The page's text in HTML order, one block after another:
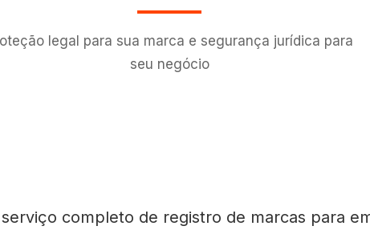
legal para sua marca e segurança jurídica para
seu negócio
completo de registro de marcas para